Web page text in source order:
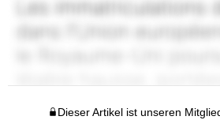
Dieser Artikel ist unseren